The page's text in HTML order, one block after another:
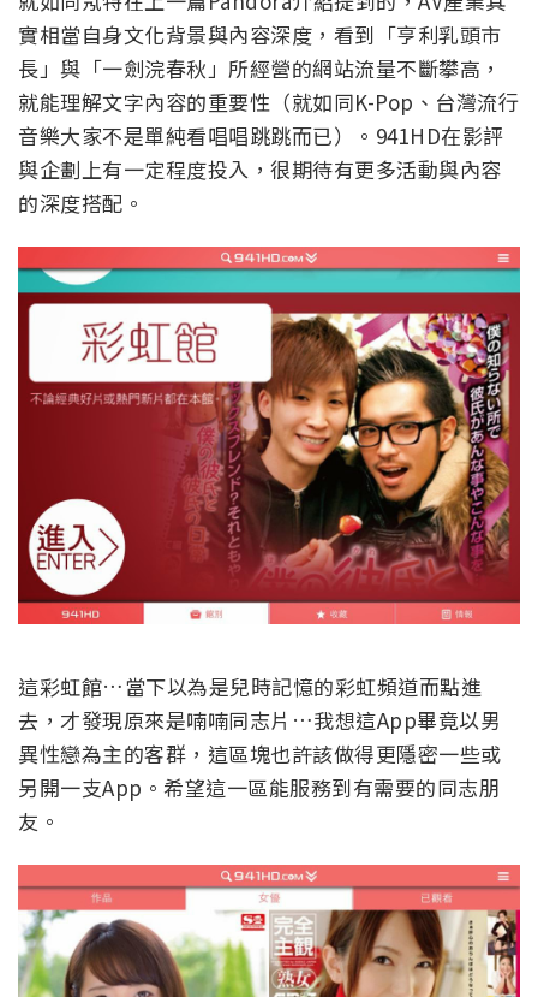
實相當自身文化背景與內容深度，看到「亨利乳頭市
長」與「一劍浣春秋」所經營的網站流量不斷攀高，
就能理解文字內容的重要性（就如同K-Pop、台灣流行
音樂大家不是單純看唱唱跳跳而已）。941HD在影評
與企劃上有一定程度投入，很期待有更多活動與內容
的深度搭配。
這彩虹館…當下以為是兒時記憶的彩虹頻道而點進
去，才發現原來是喃喃同志片…我想這App畢竟以男
異性戀為主的客群，這區塊也許該做得更隱密一些或
另開一支App。希望這一區能服務到有需要的同志朋
友。